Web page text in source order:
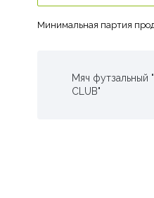
Минимальная партия
Мяч футзальный
CLUB"